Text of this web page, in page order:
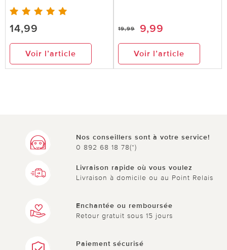
14,99
Voir l’article
19,99 9,99
Voir l’article
Nos conseillers sont à votre service!
0 892 68 18 78(*)
Livraison rapide où vous voulez
Livraison à domicile ou au Point Relais
Enchantée ou remboursée
Retour gratuit sous 15 jours
Paiement sécurisé